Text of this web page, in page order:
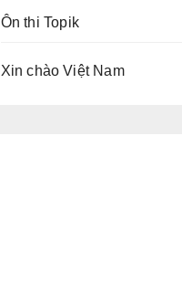
Ôn thi Topik
Xin chào Việt Nam